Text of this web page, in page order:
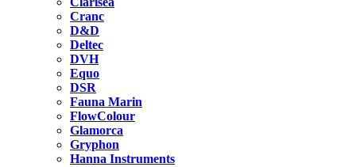
Cranc
D&D
Deltec
DVH
Equo
DSR
Fauna Marin
FlowColour
Glamorca
Gryphon
Hanna Instruments